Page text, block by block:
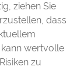
ziehen Sie
dass
kann wertvolle
zu